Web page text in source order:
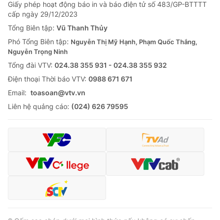
Sản phẩm
Thị trường
Tư vấn
Lịch phát sóng
Chuyên mục khác
Emagazine Podcast
Photo Infographic
Shorts video
VTV Money VTV Thể thao
VTV Sức khoẻ
Giấy phép hoạt động báo in và báo điện tử số 483/GP-BTTTT
cấp ngày 29/12/2023
Tổng Biên tập: Vũ Thanh Thủy
Phó Tổng Biên tập: Nguyễn Thị Mỹ Hạnh, Phạm Quốc Thắng,
Nguyễn Trọng Ninh
Tổng đài VTV: 024.38 355 931 - 024.38 355 932
Ðiện thoại Thời báo VTV: 0988 671 671
Email: toasoan@vtv.vn
Liên hệ quảng cáo: (024) 626 79595